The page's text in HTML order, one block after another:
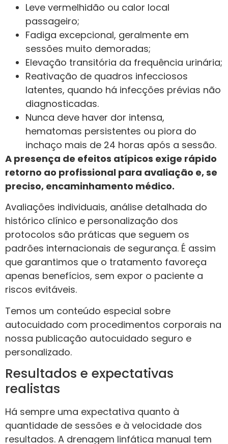
Leve vermelhidão ou calor local
passageiro;
Fadiga excepcional, geralmente em
sessões muito demoradas;
Elevação transitória da frequência urinária;
Reativação de quadros infecciosos
latentes, quando há infecções prévias não
diagnosticadas.
Nunca deve haver dor intensa,
hematomas persistentes ou piora do
inchaço mais de 24 horas após a sessão.
A presença de efeitos atípicos exige rápido
retorno ao profissional para avaliação e, se
preciso, encaminhamento médico.
Avaliações individuais, análise detalhada do
histórico clínico e personalização dos
protocolos são práticas que seguem os
padrões internacionais de segurança. É assim
que garantimos que o tratamento favoreça
apenas benefícios, sem expor o paciente a
riscos evitáveis.
Temos um conteúdo especial sobre
autocuidado com procedimentos corporais na
nossa publicação autocuidado seguro e
personalizado.
Resultados e expectativas
realistas
Há sempre uma expectativa quanto à
quantidade de sessões e à velocidade dos
resultados. A drenagem linfática manual tem